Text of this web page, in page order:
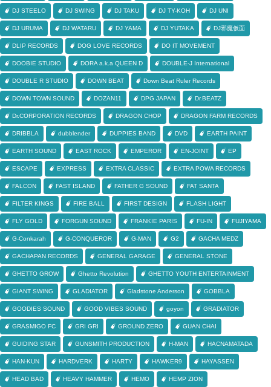
DJ STEELO DJ SWING DJ TAKU DJ TY-KOH DJ UNI
DJ URUMA DJ WATARU DJ YAMA DJ YUTAKA DJ邪魔仮面
DLIP RECORDS DOG LOVE RECORDS DO IT MOVEMENT
DOOBIE STUDIO DORA a.k.a QUEEN D DOUBLE-J International
DOUBLE R STUDIO DOWN BEAT Down Beat Ruler Records
DOWN TOWN SOUND DOZAN11 DPG JAPAN Dr.BEATZ
Dr.CORPORATION RECORDS DRAGON CHOP DRAGON FARM RECORDS
DRIBBLA dubblender DUPPIES BAND DVD EARTH PAINT
EARTH SOUND EAST ROCK EMPEROR EN-JOINT EP
ESCAPE EXPRESS EXTRA CLASSIC EXTRA POWA RECORDS
FALCON FAST ISLAND FATHER G SOUND FAT SANTA
FILTER KINGS FIRE BALL FIRST DESIGN FLASH LIGHT
FLY GOLD FORGUN SOUND FRANKIE PARIS FU-IN FUJIYAMA
G-Conkarah G-CONQUEROR G-MAN G2 GACHA MEDZ
GACHAPAN RECORDS GENERAL GARAGE GENERAL STONE
GHETTO GROW Ghetto Revolution GHETTO YOUTH ENTERTAINMENT
GIANT SWING GLADIATOR Gladstone Anderson GOBBLA
GOODIES SOUND GOOD VIBES SOUND goyon GRADIATOR
GRASMIGO FC GRI GRI GROUND ZERO GUAN CHAI
GUIDING STAR GUNSMITH PRODUCTION H-MAN HACNAMATADA
HAN-KUN HARDVERK HARTY HAWKER9 HAYASSEN
HEAD BAD HEAVY HAMMER HEMO HEMP ZION